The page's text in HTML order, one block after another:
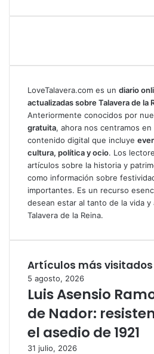
LoveTalavera.com es un diario
actualizadas sobre Talavera de la
Anteriormente conocidos por
gratuita, ahora nos centramos
contenido digital que incluye
cultura, política y ocio. Los
artículos sobre la historia y
como información sobre
importantes. Es un recurso
desean estar al tanto de la vida
Talavera de la Reina.
Artículos más visitados
5 agosto, 2026
Luis Asensio
de Nador:
el asedio de 1921
31 julio, 2026